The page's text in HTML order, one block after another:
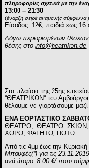
πληροφορίες σχετικά με την
13:00 – 21:30
(έναρξη σειρά αναμονής σύμφωνα
Είσοδος: 12€, παιδιά εως 16
Λόγω περιορισμένων θέσεων
θέσης στοinfo@heatrikon.de
Σταπλαίσια της 25ης
“ΘΕΑΤΡΙΚΟΝ“ του
θέλουμε να γιορτάσουμε
EΝΑ ΕΟΡΤΑΣΤΙ KO
ΘΕΑΤΡΟ, ΘΕΑΤΡΟ ΣΚΙΩΝ,
ΧΟΡΟ, ΦΑΓΗΤΟ, ΠΟΤΟ
Από τις 4μμ έως την
Μπουφές(*) για τις
ανά άτομο 8.00 €/ ποτό